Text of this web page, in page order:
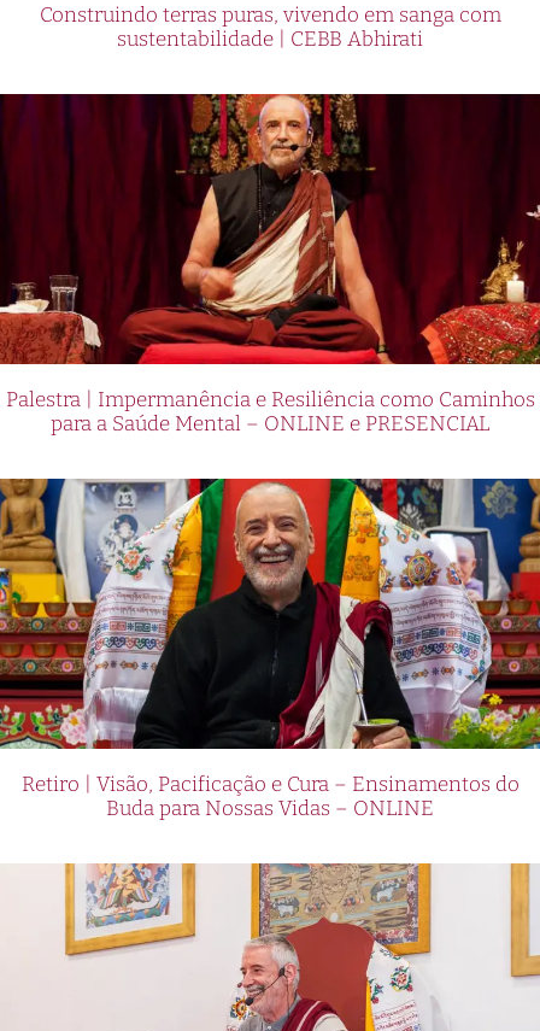
Construindo terras puras, vivendo em sanga com
sustentabilidade | CEBB Abhirati
Palestra | Impermanência e Resiliência como Caminhos
para a Saúde Mental – ONLINE e PRESENCIAL
Retiro | Visão, Pacificação e Cura – Ensinamentos do
Buda para Nossas Vidas – ONLINE